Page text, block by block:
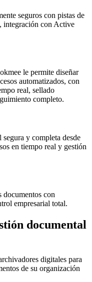
seguros con pistas de
integración con Active
le permite diseñar
automatizados, con
real, sellado
completo.
y completa desde
en tiempo real y gestión
documentos con
empresarial total.
documental
digitales para
de su organización